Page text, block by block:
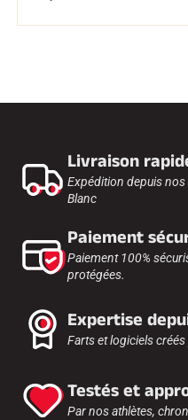
Livraison
Expédition depuis nos
Blanc
Paiement
Paiement 100%
protégées.
Expertise
Farts et logiciels
Testés et
Par nos athlètes,